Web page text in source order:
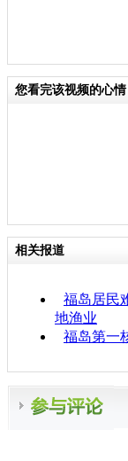
您看完该视频的心情
相关报道
福岛居民
地渔业
福岛第一